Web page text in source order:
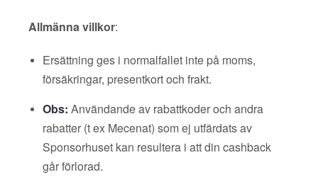
Allmänna villkor:
Ersättning ges i normalfallet inte på moms,
försäkringar, presentkort och frakt.
Obs: Användande av rabattkoder och andra
rabatter (t ex Mecenat) som ej utfärdats av
Sponsorhuset kan resultera i att din cashback
går förlorad.